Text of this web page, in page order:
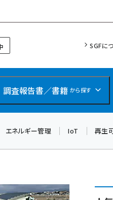
SGFに
調査報告書／書籍 から探す
エネルギー管理 IoT 再生